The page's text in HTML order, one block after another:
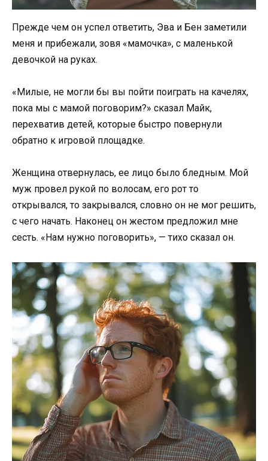
Прежде чем он успел ответить, Эва и Бен заметили
меня и прибежали, зовя «мамочка», с маленькой
девочкой на руках.
«Милые, не могли бы вы пойти поиграть на качелях,
пока мы с мамой поговорим?» сказал Майк,
перехватив детей, которые быстро повернули
обратно к игровой площадке.
Женщина отвернулась, ее лицо было бледным. Мой
муж провел рукой по волосам, его рот то
открывался, то закрывался, словно он не мог решить,
с чего начать. Наконец он жестом предложил мне
сесть. «Нам нужно поговорить», — тихо сказал он.